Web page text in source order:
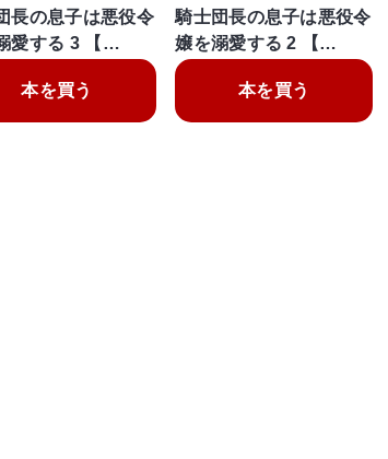
長の息子は悪役令
愛する 3 【…
本を買う
騎士団長の息子は悪役令
嬢を溺愛する 2 【…
本を買う